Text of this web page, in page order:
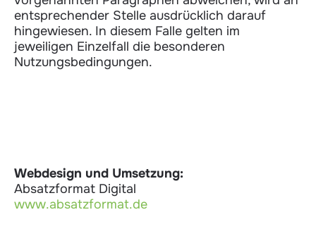
entsprechender Stelle ausdrücklich darauf
hingewiesen. In diesem Falle gelten im
jeweiligen Einzelfall die besonderen
Nutzungsbedingungen.
Webdesign und Umsetzung:
Absatzformat Digital
www.absatzformat.de